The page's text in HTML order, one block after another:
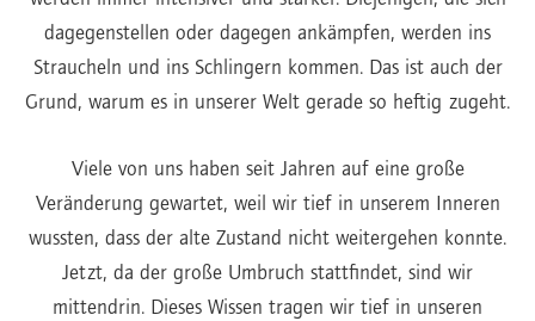
dagegenstellen oder dagegen ankämpfen, werden ins
Straucheln und ins Schlingern kommen. Das ist auch der
Grund, warum es in unserer Welt gerade so heftig zugeht.
Viele von uns haben seit Jahren auf eine große
Veränderung gewartet, weil wir tief in unserem Inneren
wussten, dass der alte Zustand nicht weitergehen konnte.
Jetzt, da der große Umbruch stattfindet, sind wir
mittendrin. Dieses Wissen tragen wir tief in unseren